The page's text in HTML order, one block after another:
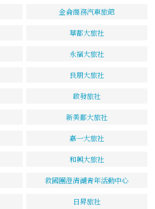
金侖商務汽車旅館
華都大旅社
永福大旅社
良朋大旅社
啟發旅社
新美都大旅社
嘉一大旅社
和興大旅社
救國團澄清湖青年活動中心
日昇旅社